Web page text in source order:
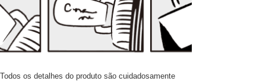
Todos os detalhes do produto são cuidadosamente